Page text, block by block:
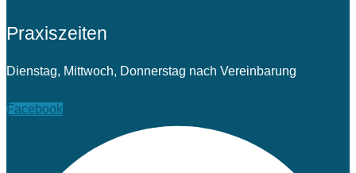
Praxiszeiten
Dienstag, Mittwoch, Donnerstag nach Vereinbarung
Facebook